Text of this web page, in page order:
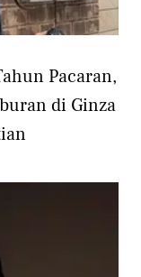
Pacaran,
di Ginza